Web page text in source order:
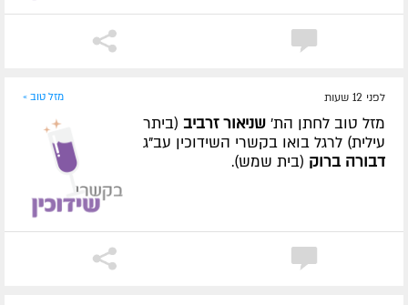
לפני 12 שעות מזל טוב »
מזל טוב לחתן הת' שניאור זרביב (ביתר
עילית) לרגל בואו בקשרי השידוכין עב"ג
דבורה ברוק (בית שמש).